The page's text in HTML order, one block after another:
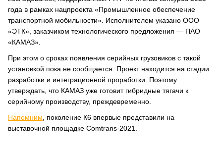
года в рамках нацпроекта «Промышленное обеспечение
транспортной мобильности». Исполнителем указано ООО
«ЭТК», заказчиком технологического предложения — ПАО
«КАМАЗ».
При этом о сроках появления серийных грузовиков с такой
установкой пока не сообщается. Проект находится на стадии
разработки и интеграционной проработки. Поэтому
утверждать, что КАМАЗ уже готовит гибридные тягачи к
серийному производству, преждевременно.
Напомним , поколение К6 впервые представили на
выставочной площадке Comtrans-2021.